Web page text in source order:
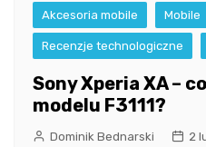
Akcesoria mobile Mobile
Recenzje technologiczne
Sony Xperia XA –
modelu F3111?
Dominik Bednarski 2